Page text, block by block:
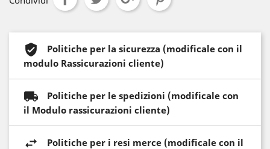
Politiche per la sicurezza (modificale con il
modulo Rassicurazioni cliente)
Politiche per le spedizioni (modificale con
il Modulo rassicurazioni cliente)
Politiche per i resi merce (modificale con il